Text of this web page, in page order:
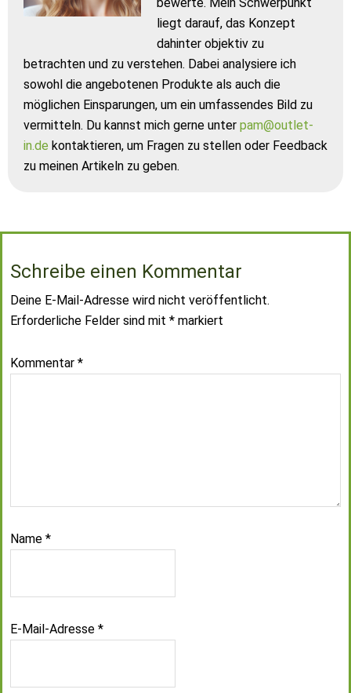
liegt darauf, das Konzept
dahinter objektiv zu
betrachten und zu verstehen. Dabei analysiere ich
sowohl die angebotenen Produkte als auch die
möglichen Einsparungen, um ein umfassendes Bild zu
vermitteln. Du kannst mich gerne unter pam@outlet-
in.de kontaktieren, um Fragen zu stellen oder Feedback
zu meinen Artikeln zu geben.
Schreibe einen Kommentar
Deine E-Mail-Adresse wird nicht veröffentlicht.
Erforderliche Felder sind mit * markiert
Kommentar *
Name *
E-Mail-Adresse *